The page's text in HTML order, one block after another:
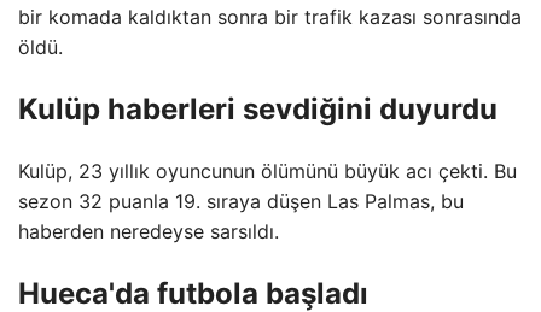
bir komada kaldıktan sonra bir trafik kazası sonrasında
öldü.
Kulüp haberleri sevdiğini duyurdu
Kulüp, 23 yıllık oyuncunun ölümünü büyük acı çekti. Bu
sezon 32 puanla 19. sıraya düşen Las Palmas, bu
haberden neredeyse sarsıldı.
Hueca'da futbola başladı